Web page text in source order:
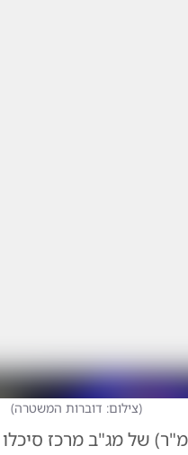
(צילום: דוברות המשטרה)
של מג"ב מרכז